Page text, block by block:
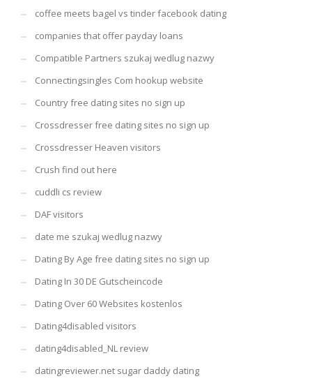
coffee meets bagel vs tinder facebook dating
companies that offer payday loans
Compatible Partners szukaj wedlug nazwy
Connectingsingles Com hookup website
Country free dating sites no sign up
Crossdresser free dating sites no sign up
Crossdresser Heaven visitors
Crush find out here
cuddli cs review
DAF visitors
date me szukaj wedlug nazwy
Dating By Age free dating sites no sign up
Dating In 30 DE Gutscheincode
Dating Over 60 Websites kostenlos
Dating4disabled visitors
dating4disabled_NL review
datingreviewer.net sugar daddy dating